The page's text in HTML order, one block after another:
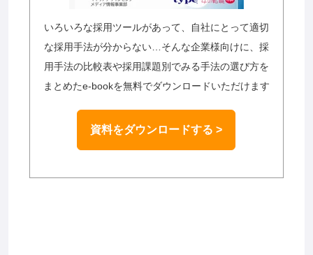
いろいろな採用ツールがあって、自社にとって適切
な採用手法が分からない…そんな企業様向けに、採
用手法の比較表や採用課題別でみる手法の選び方を
まとめたe-bookを無料でダウンロードいただけます
資料をダウンロードする >